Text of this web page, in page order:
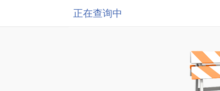
正在查询中